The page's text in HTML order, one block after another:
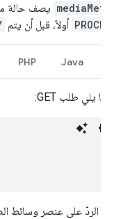
mediaMetadata يصف حالة
PROCESSING أولاً، قبل أن يتم
Java
PHP
في ما يلي طلب GET:
يظهر الردّ على عنصر وسائط